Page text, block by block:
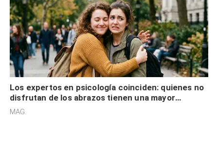
Los expertos en psicología coinciden: quienes no
disfrutan de los abrazos tienen una mayor
sensibilidad a los estímulos físicos y no es por
MAG.